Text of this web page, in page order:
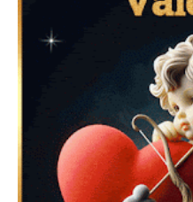
Feliz San Valentín Delsy